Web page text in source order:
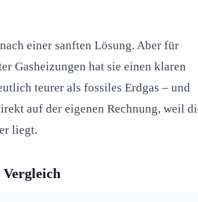
einer sanften Lösung. Aber für
Gasheizungen hat sie einen klaren
teurer als fossiles Erdgas – und
auf der eigenen Rechnung, weil
liegt.